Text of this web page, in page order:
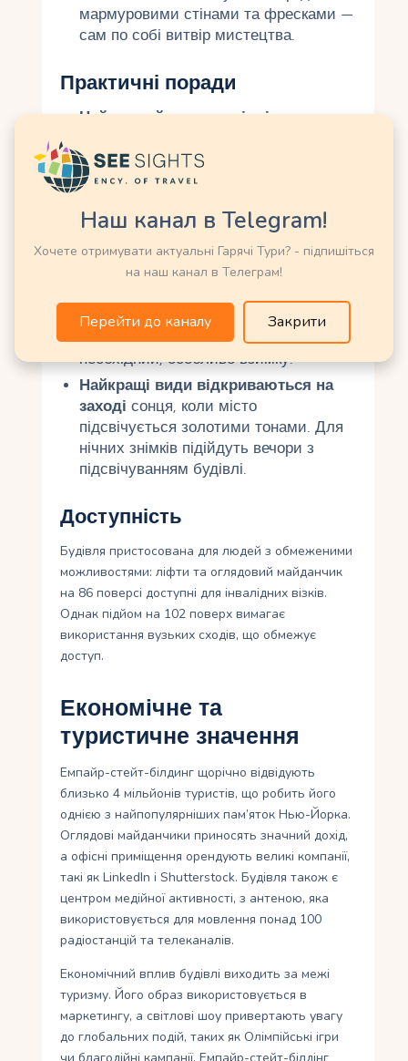
мармуровими стінами та фресками —
сам по собі витвір мистецтва.
Практичні поради
Найкращий час для відвідування:
уникнути натовпів. Весна та осінь
пропонують комфортну погоду та
Погода : У ясні дні видимість досягає
80 км, але в дощ чи туман панорама
може бути обмежена. Перевіряйте
Одяг: На оглядових майданчиках
може бути вітряно, тому теплий одяг
необхідний, особливо взимку.
Найкращі види відкриваються на
заході сонця, коли місто
підсвічується золотими тонами. Для
нічних знімків підійдуть вечори з
підсвічуванням будівлі.
Доступність
Будівля пристосована для людей з обмеженими
можливостями: ліфти та оглядовий майданчик
на 86 поверсі доступні для інвалідних візків.
Однак підйом на 102 поверх вимагає
використання вузьких сходів, що обмежує
доступ.
Економічне та
туристичне значення
Емпайр-стейт-білдинг щорічно відвідують
близько 4 мільйонів туристів, що робить його
однією з найпопулярніших пам’яток Нью-Йорка.
Оглядові майданчики приносять значний дохід,
а офісні приміщення орендують великі компанії,
такі як LinkedIn і Shutterstock. Будівля також є
центром медійної активності, з антеною, яка
використовується для мовлення понад 100
радіостанцій та телеканалів.
Економічний вплив будівлі виходить за межі
туризму. Його образ використовується в
маркетингу, а світлові шоу привертають увагу
до глобальних подій, таких як Олімпійські ігри
чи благодійні кампанії. Емпайр-стейт-білдінг
Наш канал в Telegram!
Хочете отримувати актуальні Гарячі Тури? - підпишіться
на наш канал в Телеграм!
Перейти до каналу Закрити